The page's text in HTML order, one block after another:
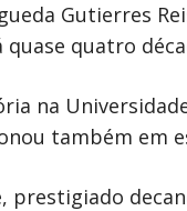
Gutierres
quase quatro
na
também em
prestigiado